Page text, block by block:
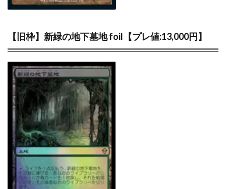
【旧枠】新緑の地下墓地 foil【プレ値:13,000円】